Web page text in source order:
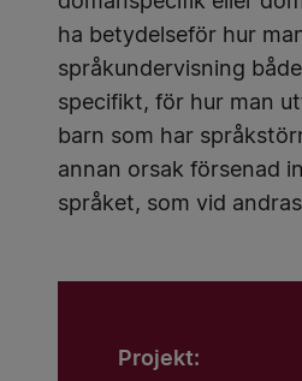
ha betydelseför hur
språkundervisning
specifikt, för hur man
barn som har
annan orsak försenad
språket, som vid
Projekt: